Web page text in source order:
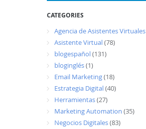
CATEGORIES
Agencia de Asistentes Virtuales
Asistente Virtual(78)
blogespañol(131)
bloginglés(1)
Email Marketing(18)
Estrategia Digital(40)
Herramientas(27)
Marketing Automation (35)
Negocios Digitales(83)